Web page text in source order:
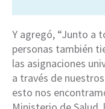
Y agregó, “Junto a
personas también
las asignaciones
a través de
esto nos